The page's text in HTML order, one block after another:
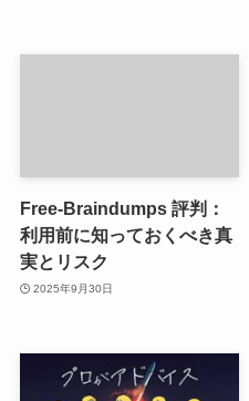
Free-Braindumps 評判：
利用前に知っておくべき真
実とリスク
2025年9月30日